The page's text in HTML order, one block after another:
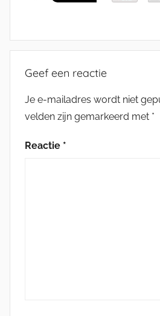
Geef een reactie
Je e-mailadres wordt niet
velden zijn gemarkeerd met *
Reactie *